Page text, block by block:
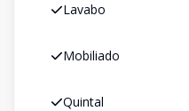
Lavabo
Mobiliado
Quintal